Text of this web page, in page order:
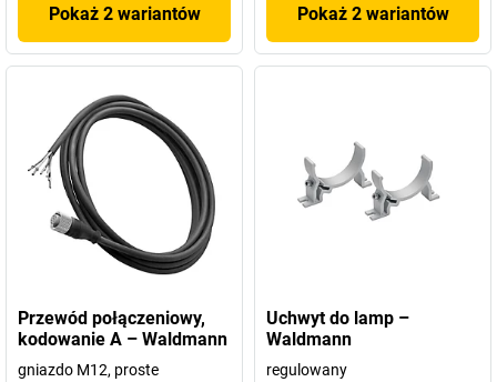
Pokaż 2 wariantów Pokaż 2 wariantów
Przewód połączeniowy,
kodowanie A – Waldmann
gniazdo M12, proste
Uchwyt do lamp –
Waldmann
regulowany